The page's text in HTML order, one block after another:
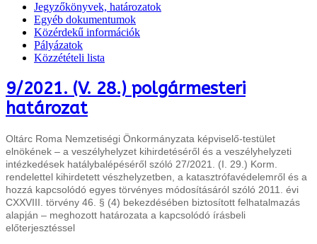
Jegyzőkönyvek, határozatok
Egyéb dokumentumok
Közérdekű információk
Pályázatok
Közzétételi lista
9/2021. (V. 28.) polgármesteri
határozat
Oltárc Roma Nemzetiségi Önkormányzata képviselő-testület
elnökének – a veszélyhelyzet kihirdetéséről és a veszélyhelyzeti
intézkedések hatálybalépéséről szóló 27/2021. (I. 29.) Korm.
rendelettel kihirdetett vészhelyzetben, a katasztrófavédelemről és a
hozzá kapcsolódó egyes törvényes módosításáról szóló 2011. évi
CXXVIII. törvény 46. § (4) bekezdésében biztosított felhatalmazás
alapján – meghozott határozata a kapcsolódó írásbeli
előterjesztéssel